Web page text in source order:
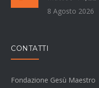
8 Agosto 2026
CONTATTI
Fondazione Gesù Maestro